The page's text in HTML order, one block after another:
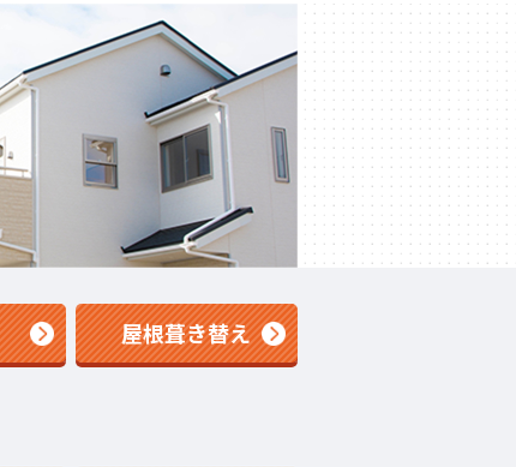
屋根葺き替え